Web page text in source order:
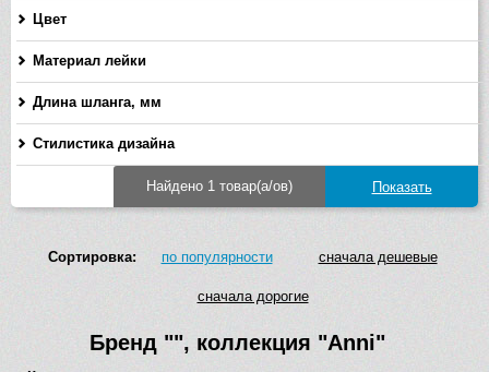
Цвет
Материал лейки
Длина шланга, мм
Стилистика дизайна
Найдено 1 товар(а/ов)
Сортировка: по популярности сначала дешевые
сначала дорогие
Бренд "", коллекция "Anni"